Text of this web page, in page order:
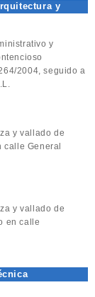
y
y
2004, seguido a
y vallado de
calle General
y vallado de
en calle